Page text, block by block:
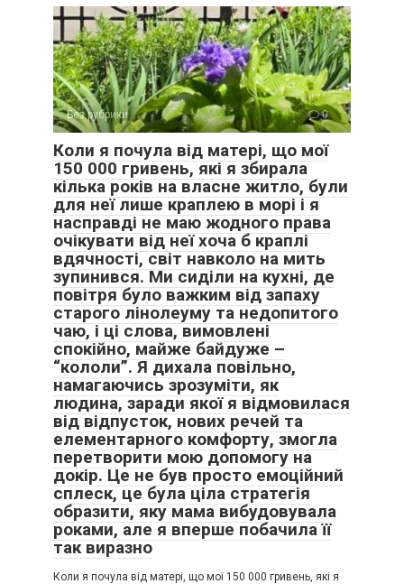
Без рубрики 0
Коли я почула від матері, що мої
150 000 гривень, які я збирала
кілька років на власне житло, були
для неї лише краплею в морі і я
насправді не маю жодного права
очікувати від неї хоча б краплі
вдячності, світ навколо на мить
зупинився. Ми сиділи на кухні, де
повітря було важким від запаху
старого лінолеуму та недопитого
чаю, і ці слова, вимовлені
спокійно, майже байдуже –
“кололи”. Я дихала повільно,
намагаючись зрозуміти, як
людина, заради якої я відмовилася
від відпусток, нових речей та
елементарного комфорту, змогла
перетворити мою допомогу на
докір. Це не був просто емоційний
сплеск, це була ціла стратегія
образити, яку мама вибудовувала
роками, але я вперше побачила її
так виразно
Коли я почула від матері, що мої 150 000 гривень, які я